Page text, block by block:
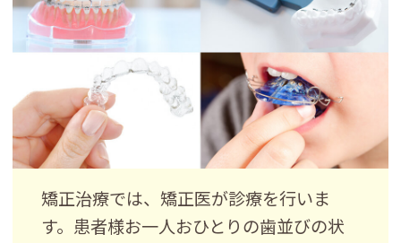
矯正治療では、矯正医が診療を行いま
す。患者様お一人おひとりの歯並びの状